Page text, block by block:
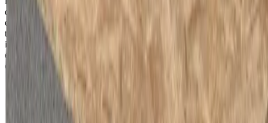
de flammes et de gaz chauds pouvant s’enflammer sur la face non
exposée. I représente la capacité d’Isolation thermique, c’est à dire la
transmission limitée de la température au travers de l’ouvrage, 30
indique le temps minimum de Résistance, d’Etanchéité et d’Isolation
en minutes, en cas d’incendie. Cet élément de toiture bénéficie
également d’une classification de réaction au feu B-s1-d0.